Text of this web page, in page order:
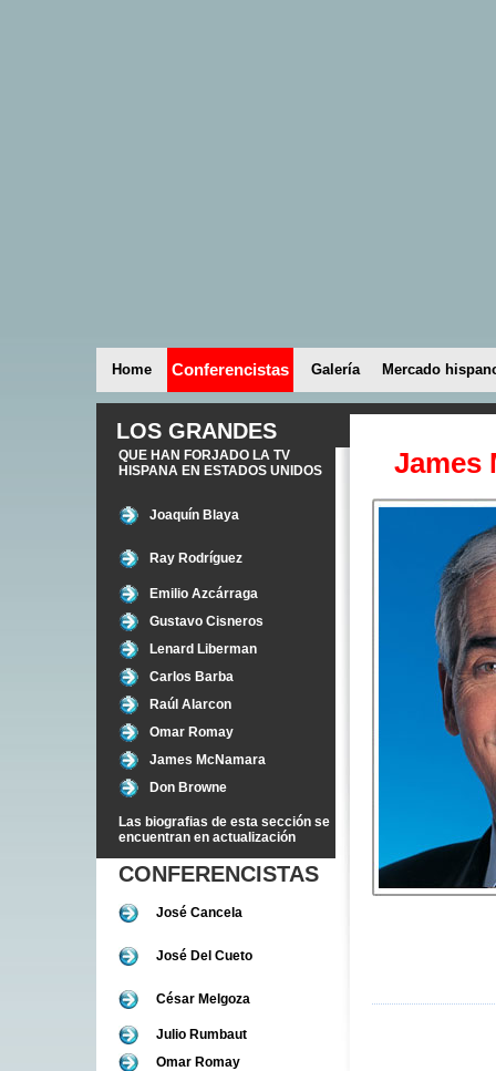
Home Conferencistas Galería Mercado
LOS GRANDES
QUE HAN FORJADO LA TV
HISPANA EN ESTADOS UNIDOS
Joaquín Blaya
Ray Rodríguez
Emilio Azcárraga
Gustavo Cisneros
Lenard Liberman
Carlos Barba
Raúl Alarcon
Omar Romay
James McNamara
Don Browne
Las biografias de esta sección se
encuentran en actualización
CONFERENCISTAS
José Cancela
José Del Cueto
César Melgoza
Julio Rumbaut
Omar Romay
James